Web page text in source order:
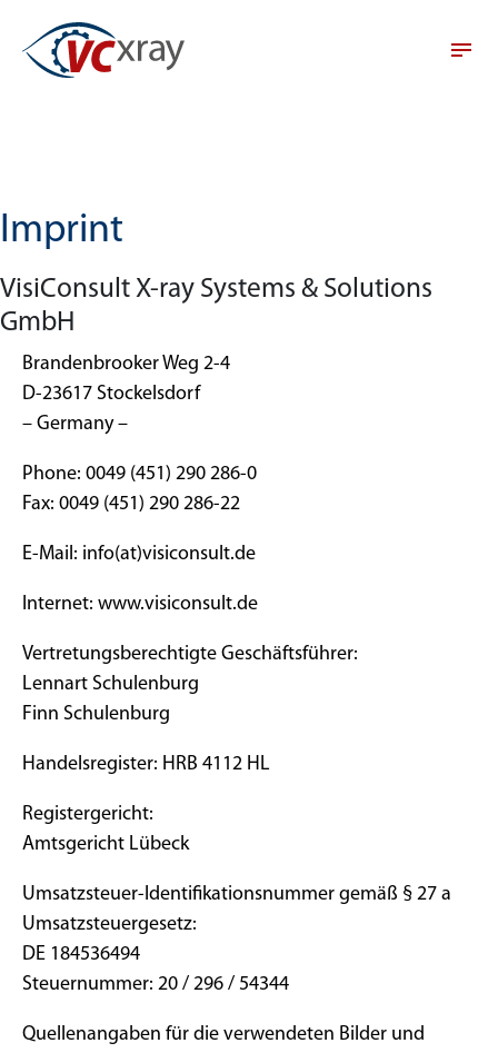
Imprint
VisiConsult X-ray Systems & Solutions
GmbH
Brandenbrooker Weg 2-4
D-23617 Stockelsdorf
– Germany –
Phone: 0049 (451) 290 286-0
Fax: 0049 (451) 290 286-22
E-Mail: info(at)visiconsult.de
Internet: www.visiconsult.de
Vertretungsberechtigte Geschäftsführer:
Lennart Schulenburg
Finn Schulenburg
Handelsregister: HRB 4112 HL
Registergericht:
Amtsgericht Lübeck
Umsatzsteuer-Identifikationsnummer gemäß § 27 a
Umsatzsteuergesetz:
DE 184536494
Steuernummer: 20 / 296 / 54344
Quellenangaben für die verwendeten Bilder und